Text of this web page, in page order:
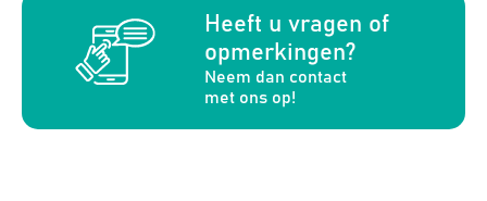
Heeft u vragen of
opmerkingen?
Neem dan contact
met ons op!